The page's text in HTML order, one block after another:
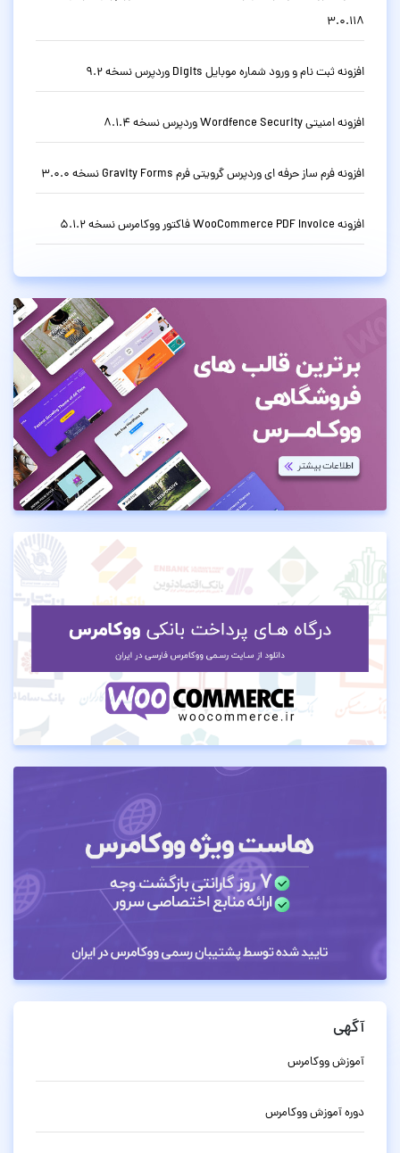
3.0.118
افزونه ثبت نام و ورود شماره موبایل Digits وردپرس نسخه 9.2
افزونه امنیتی Wordfence Security وردپرس نسخه 8.1.4
افزونه فرم ساز حرفه ای وردپرس گرویتی فرم Gravity Forms نسخه 3.0.0
افزونه WooCommerce PDF Invoice فاکتور ووکامرس نسخه 5.1.2
آگهی
آموزش ووکامرس
دوره آموزش ووکامرس